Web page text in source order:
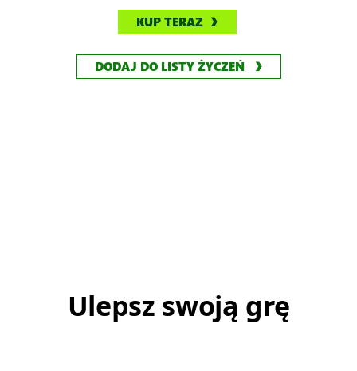
KUP TERAZ
DODAJ DO LISTY ŻYCZEŃ
Ulepsz swoją grę